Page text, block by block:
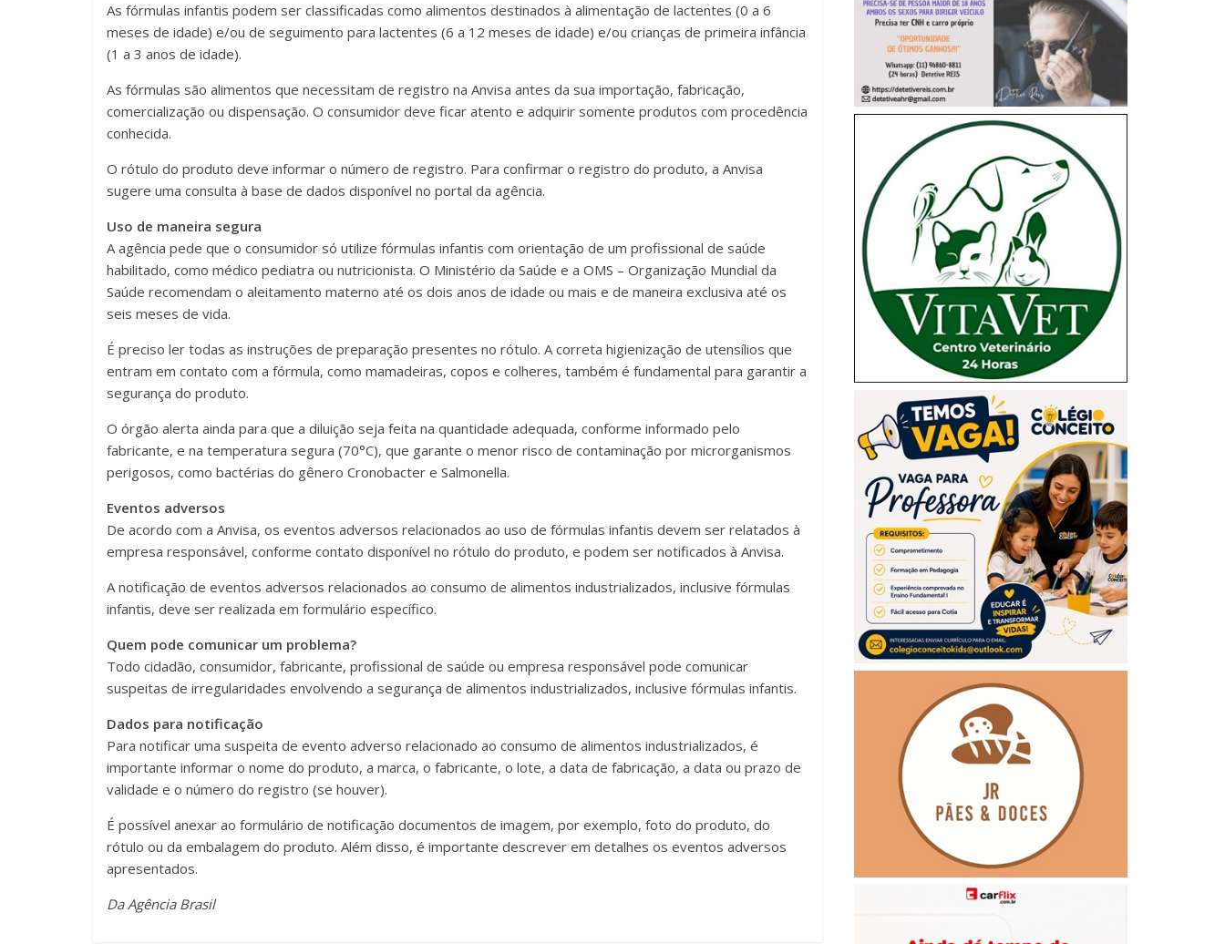
As fórmulas infantis podem ser classificadas como alimentos destinados à alimentação de lactentes (0 a 6
meses de idade) e/ou de seguimento para lactentes (6 a 12 meses de idade) e/ou crianças de primeira infância
(1 a 3 anos de idade).
As fórmulas são alimentos que necessitam de registro na Anvisa antes da sua importação, fabricação,
comercialização ou dispensação. O consumidor deve ficar atento e adquirir somente produtos com procedência
conhecida.
O rótulo do produto deve informar o número de registro. Para confirmar o registro do produto, a Anvisa
sugere uma consulta à base de dados disponível no portal da agência.
Uso de maneira segura
A agência pede que o consumidor só utilize fórmulas infantis com orientação de um profissional de saúde
habilitado, como médico pediatra ou nutricionista. O Ministério da Saúde e a OMS – Organização Mundial da
Saúde recomendam o aleitamento materno até os dois anos de idade ou mais e de maneira exclusiva até os
seis meses de vida.
É preciso ler todas as instruções de preparação presentes no rótulo. A correta higienização de utensílios que
entram em contato com a fórmula, como mamadeiras, copos e colheres, também é fundamental para garantir a
segurança do produto.
O órgão alerta ainda para que a diluição seja feita na quantidade adequada, conforme informado pelo
fabricante, e na temperatura segura (70°C), que garante o menor risco de contaminação por microrganismos
perigosos, como bactérias do gênero Cronobacter e Salmonella.
Eventos adversos
De acordo com a Anvisa, os eventos adversos relacionados ao uso de fórmulas infantis devem ser relatados à
empresa responsável, conforme contato disponível no rótulo do produto, e podem ser notificados à Anvisa.
A notificação de eventos adversos relacionados ao consumo de alimentos industrializados, inclusive fórmulas
infantis, deve ser realizada em formulário específico.
Quem pode comunicar um problema?
Todo cidadão, consumidor, fabricante, profissional de saúde ou empresa responsável pode comunicar
suspeitas de irregularidades envolvendo a segurança de alimentos industrializados, inclusive fórmulas infantis.
Dados para notificação
Para notificar uma suspeita de evento adverso relacionado ao consumo de alimentos industrializados, é
importante informar o nome do produto, a marca, o fabricante, o lote, a data de fabricação, a data ou prazo de
validade e o número do registro (se houver).
É possível anexar ao formulário de notificação documentos de imagem, por exemplo, foto do produto, do
rótulo ou da embalagem do produto. Além disso, é importante descrever em detalhes os eventos adversos
apresentados.
Da Agência Brasil